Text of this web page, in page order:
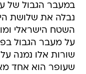
במעבר הגבול של
נבלה את שלושת
השטח הישראלי
על מעבר הגבול
שורות אלו נמנה
שעופר הוא אחד